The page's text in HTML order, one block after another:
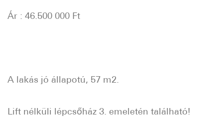
Ár : 46.500 000 Ft
A lakás jó állapotú, 57 m2.
Lift nélküli lépcsőház 3. emeletén található!